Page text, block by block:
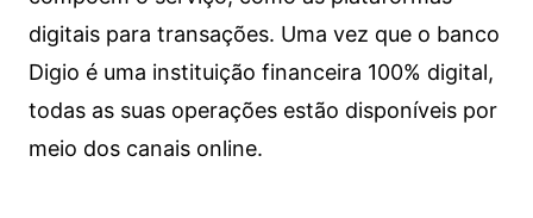
digitais para transações. Uma vez que o banco
Digio é uma instituição financeira 100% digital,
todas as suas operações estão disponíveis por
meio dos canais online.